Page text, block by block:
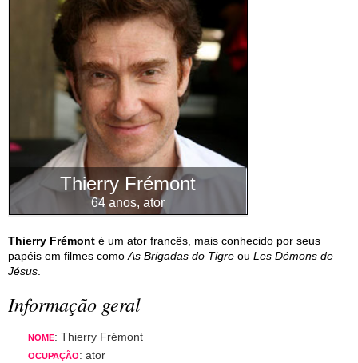
Thierry Frémont
64 anos, ator
Thierry Frémont é um ator francês, mais conhecido por seus
papéis em filmes como As Brigadas do Tigre ou Les Démons de
Jésus
Informação geral
NOME: Thierry Frémont
OCUPAÇÃO: ator